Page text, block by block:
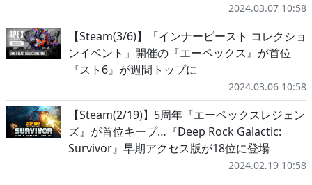
2024.03.07 10:58
【Steam(3/6)】「インナービースト コレクショ
ンイベント」開催の『エーペックス』が首位
『スト6』が週間トップに
2024.03.06 10:58
【Steam(2/19)】5周年『エーペックスレジェン
ズ』が首位キープ…『Deep Rock Galactic:
Survivor』早期アクセス版が18位に登場
2024.02.19 10:58